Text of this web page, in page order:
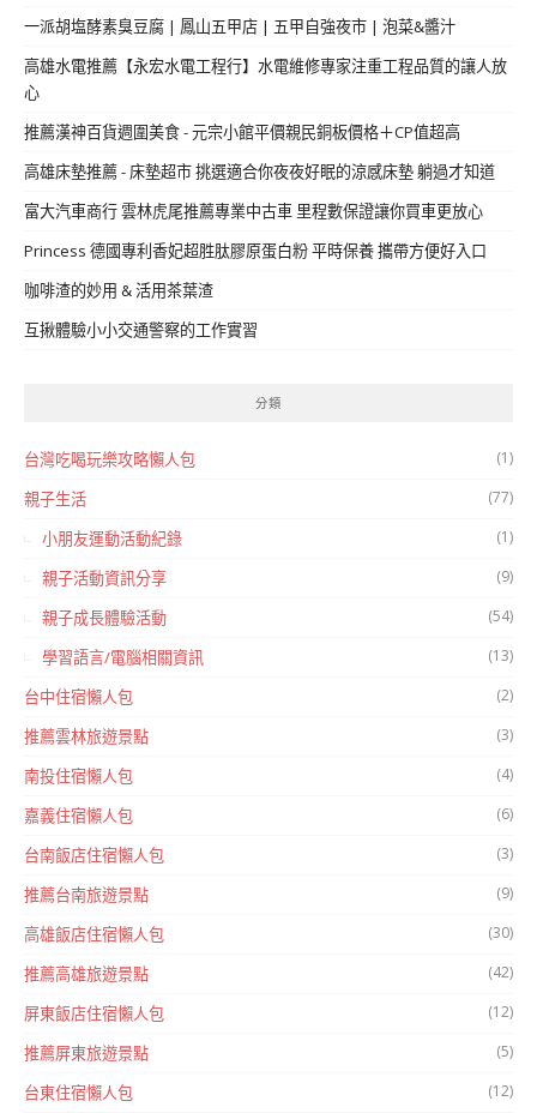
一派胡塩酵素臭豆腐 | 鳳山五甲店 | 五甲自強夜市 | 泡菜&醬汁
高雄水電推薦【永宏水電工程行】水電維修專家注重工程品質的讓人放
心
推薦漢神百貨週圍美食 - 元宗小館平價親民銅板價格＋CP值超高
高雄床墊推薦 - 床墊超市 挑選適合你夜夜好眠的涼感床墊 躺過才知道
富大汽車商行 雲林虎尾推薦專業中古車 里程數保證讓你買車更放心
Princess 德國專利香妃超胜肽膠原蛋白粉 平時保養 攜帶方便好入口
咖啡渣的妙用 & 活用茶葉渣
互揪體驗小小交通警察的工作實習
分類
台灣吃喝玩樂攻略懶人包 (1)
親子生活 (77)
小朋友運動活動紀錄 (1)
親子活動資訊分享 (9)
親子成長體驗活動 (54)
學習語言/電腦相關資訊 (13)
台中住宿懶人包 (2)
推薦雲林旅遊景點 (3)
南投住宿懶人包 (4)
嘉義住宿懶人包 (6)
台南飯店住宿懶人包 (3)
推薦台南旅遊景點 (9)
高雄飯店住宿懶人包 (30)
推薦高雄旅遊景點 (42)
屏東飯店住宿懶人包 (12)
推薦屏東旅遊景點 (5)
台東住宿懶人包 (12)